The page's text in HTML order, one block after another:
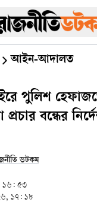
আইন-আদালত
পুলিশ
বন্ধের
ডটকম
১৬: ৫৩
১৭: ১৮